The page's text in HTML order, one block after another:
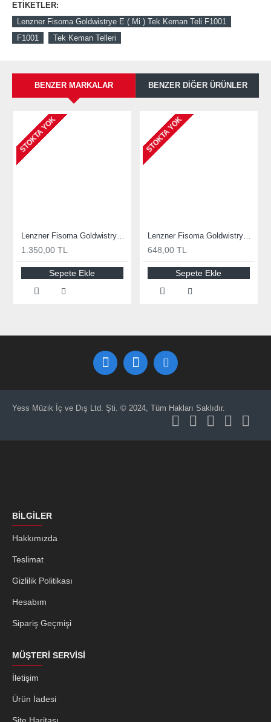
ETIKETLER:
Lenzner Fisoma Goldwistrye E ( Mi ) Tek Keman Teli F1001
F1001
Tek Keman Telleri
BENZER MARKALAR BENZER DIĞER ÜRÜNLER
STOKTA YOK
Lenzner Fisoma Goldwistrye Set Çello Teli F1200
1.350,00 TL
Sepete Ekle
STOKTA YOK
Lenzner Fisoma Goldwistrye Set Keman Teli F1000
648,00 TL
Sepete Ekle
Yess Müzik İç ve Dış Ltd. Şti. © 2024, Tüm Hakları Saklıdır.
BILGILER
Hakkımızda
Teslimat
Gizlilik Politikası
Hesabım
Sipariş Geçmişi
MÜŞTERI SERVISI
İletişim
Ürün İadesi